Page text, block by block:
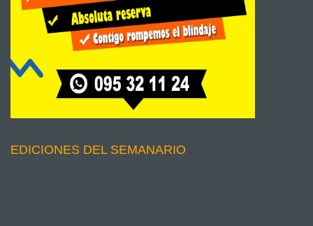
EDICIONES DEL SEMANARIO